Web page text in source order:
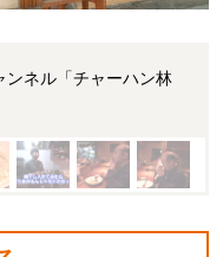
ンネル「チャーハン林